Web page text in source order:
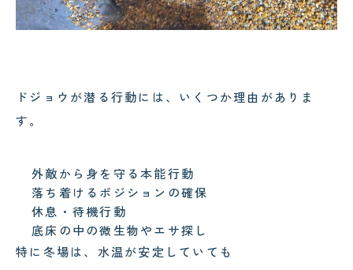
ドジョウが潜る行動には、いくつか理由がありま
す。
外敵から身を守る本能行動
落ち着けるポジションの確保
休息・待機行動
底床の中の微生物やエサ探し
特に冬場は、水温が安定していても